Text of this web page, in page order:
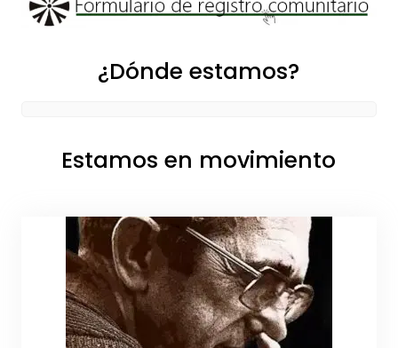
¿Dónde estamos?
Estamos en movimiento